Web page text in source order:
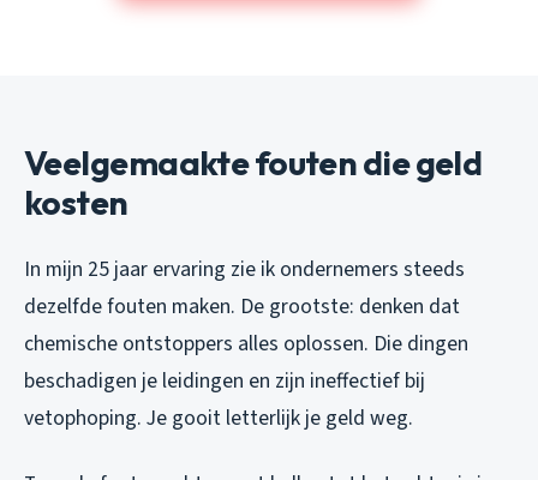
Veelgemaakte fouten die geld
kosten
In mijn 25 jaar ervaring zie ik ondernemers steeds
dezelfde fouten maken. De grootste: denken dat
chemische ontstoppers alles oplossen. Die dingen
beschadigen je leidingen en zijn ineffectief bij
vetophoping. Je gooit letterlijk je geld weg.